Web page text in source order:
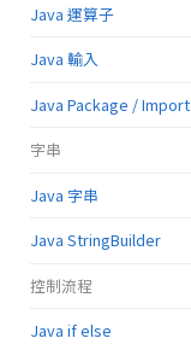
Java 運算子
Java 輸入
Java Package / Import
字串
Java 字串
Java StringBuilder
控制流程
Java if else